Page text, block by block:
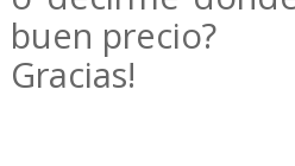
buen precio?
Gracias!